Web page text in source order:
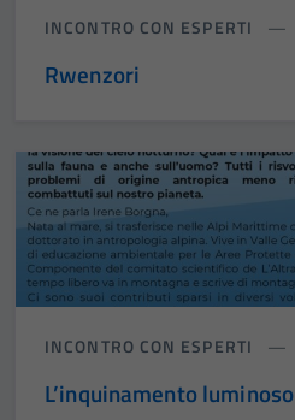
INCONTRO CON ESPERTI
Rwenzori
INCONTRO CON ESPERTI
L’inquinamento luminoso